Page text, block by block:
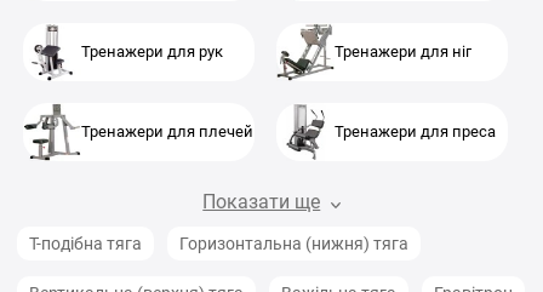
Тренажери для рук Тренажери для ніг
Тренажери для плечей Тренажери для преса
Показати ще
Т-подібна тяга Горизонтальна (нижня) тяга